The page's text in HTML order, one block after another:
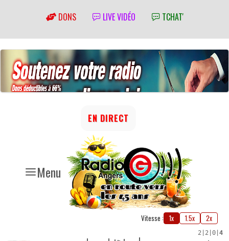
DONS LIVE VIDÉO TCHAT'
Menu
EN DIRECT
Vitesse : 1x 1.5x 2x
2 2 0 4